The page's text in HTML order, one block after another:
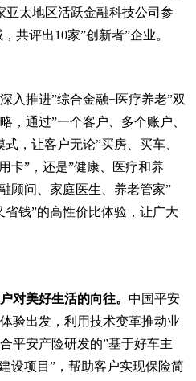
亚太地区活跃金融科技公司参
共评出10家”创新者”企业。
入推进”综合金融+医疗养老”双
，通过”一个客户、多个账户、
，让客户无论”买房、买车、
卡”，还是”健康、医疗和养
顾问、家庭医生、养老管家”
省钱”的高性价比体验，让广大
对美好生活的向往。 中国平安
验出发，利用技术变革推动业
平安产险研发的”基于好车主
设项目”，帮助客户实现保险简